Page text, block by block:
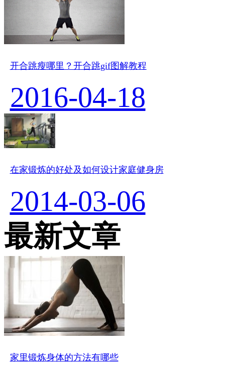
开合跳瘦哪里？开合跳gif图解教程
2016-04-18
在家锻炼的好处及如何设计家庭健身房
2014-03-06
最新文章
家里锻炼身体的方法有哪些